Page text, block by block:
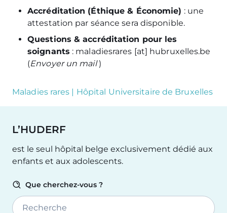
Accréditation (Éthique & Économie) : une
attestation par séance sera disponible.
Questions & accréditation pour les
soignants : maladiesrares [at] hubruxelles.be
(Envoyer un mail)
Maladies rares | Hôpital Universitaire de Bruxelles
L’HUDERF
est le seul hôpital belge exclusivement dédié aux
enfants et aux adolescents.
Que cherchez-vous ?
Recherche